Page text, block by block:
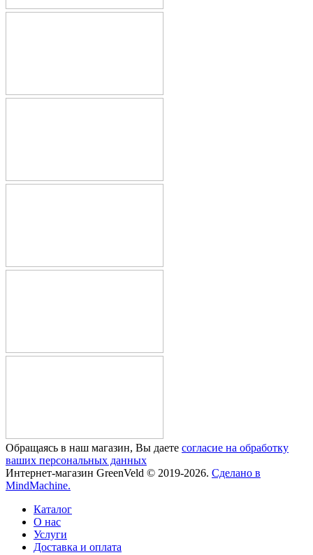
Обращаясь в наш магазин, Вы даете согласие на обработку
ваших персональных данных
Интернет-магазин GreenVeld © 2019-2026. Сделано в
MindMachine.
Каталог
О нас
Услуги
Доставка и оплата